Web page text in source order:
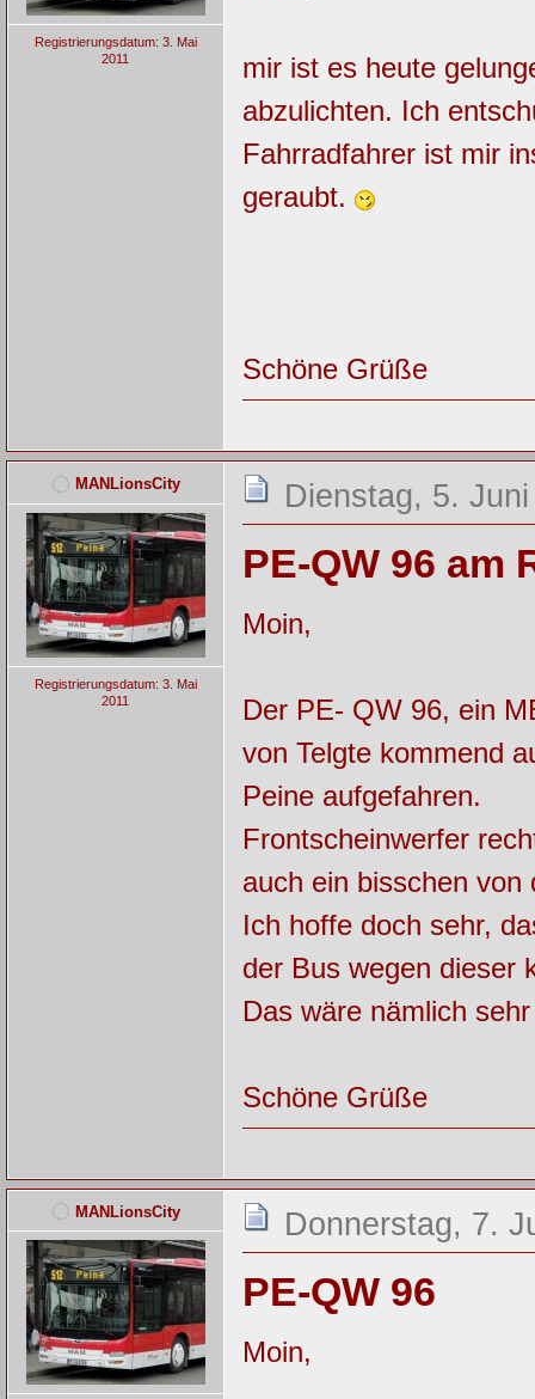
Registrierungsdatum: 3. Mai
2011
mir ist es heute
abzulichten. Ich
Fahrradfahrer ist mir
geraubt.
Schöne Grüße
MANLionsCity
Registrierungsdatum: 3. Mai
2011
Dienstag, 5.
PE-QW 96 am
Moin,
Der PE- QW 96, ein
von Telgte kommend
Peine aufgefahren.
Frontscheinwerfer
auch ein bisschen
Ich hoffe doch sehr,
der Bus wegen dieser
Das wäre nämlich
Schöne Grüße
MANLionsCity Donnerstag, 7.
PE-QW 96
Moin,